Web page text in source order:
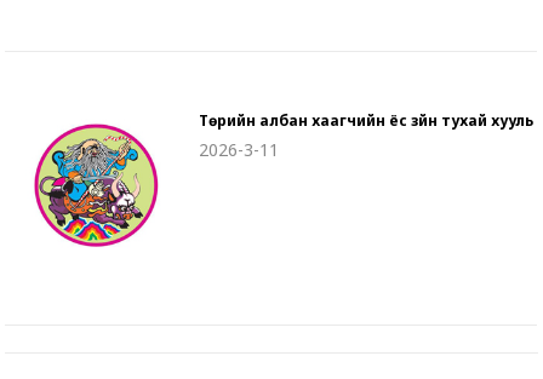
Төрийн албан хаагчийн ёс зүйн тухай хууль
2026-3-11